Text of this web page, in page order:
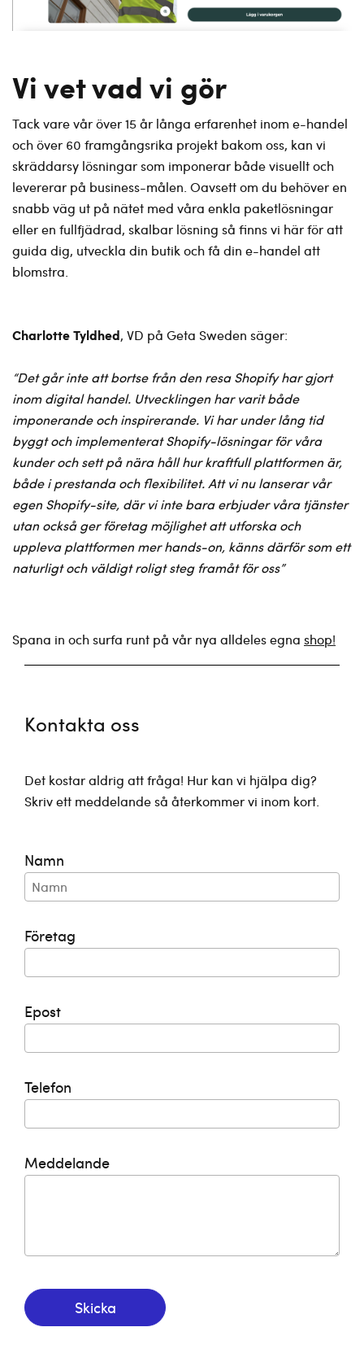
Vi vet vad vi gör
Tack vare vår över 15 år långa erfarenhet inom e-handel
och över 60 framgångsrika projekt bakom oss, kan vi
skräddarsy lösningar som imponerar både visuellt och
levererar på business-målen. Oavsett om du behöver en
snabb väg ut på nätet med våra enkla paketlösningar
eller en fullfjädrad, skalbar lösning så finns vi här för att
guida dig, utveckla din butik och få din e-handel att
blomstra.
Charlotte Tyldhed, VD på Geta Sweden säger:
“Det går inte att bortse från den resa Shopify har gjort
inom digital handel. Utvecklingen har varit både
imponerande och inspirerande. Vi har under lång tid
byggt och implementerat Shopify-lösningar för våra
kunder och sett på nära håll hur kraftfull plattformen är,
både i prestanda och flexibilitet. Att vi nu lanserar vår
egen Shopify-site, där vi inte bara erbjuder våra tjänster
utan också ger företag möjlighet att utforska och
uppleva plattformen mer hands-on, känns därför som ett
naturligt och väldigt roligt steg framåt för oss”
Spana in och surfa runt på vår nya alldeles egna shop!
Kontakta oss
Det kostar aldrig att fråga! Hur kan vi hjälpa dig?
Skriv ett meddelande så återkommer vi inom kort.
Namn
Företag
Epost
Telefon
Meddelande
Skicka